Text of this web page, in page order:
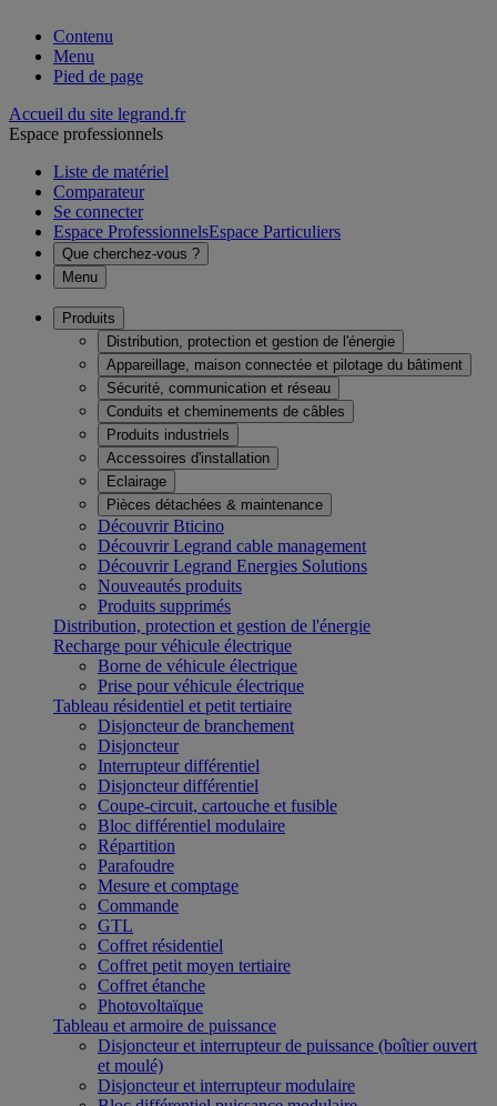
Contenu
Menu
Pied de page
Accueil du site legrand.fr
Espace professionnels
Liste de matériel
Comparateur
Se connecter
Espace ProfessionnelsEspace Particuliers
Que cherchez-vous ?
Menu
Produits
Distribution, protection et gestion de l'énergie
Appareillage, maison connectée et pilotage du bâtiment
Sécurité, communication et réseau
Conduits et cheminements de câbles
Produits industriels
Accessoires d'installation
Eclairage
Pièces détachées & maintenance
Découvrir Bticino
Découvrir Legrand cable management
Découvrir Legrand Energies Solutions
Nouveautés produits
Produits supprimés
Distribution, protection et gestion de l'énergie
Recharge pour véhicule électrique
Borne de véhicule électrique
Prise pour véhicule électrique
Tableau résidentiel et petit tertiaire
Disjoncteur de branchement
Disjoncteur
Interrupteur différentiel
Disjoncteur différentiel
Coupe-circuit, cartouche et fusible
Bloc différentiel modulaire
Répartition
Parafoudre
Mesure et comptage
Commande
GTL
Coffret résidentiel
Coffret petit moyen tertiaire
Coffret étanche
Photovoltaïque
Tableau et armoire de puissance
Disjoncteur et interrupteur de puissance (boîtier ouvert
et moulé)
Disjoncteur et interrupteur modulaire